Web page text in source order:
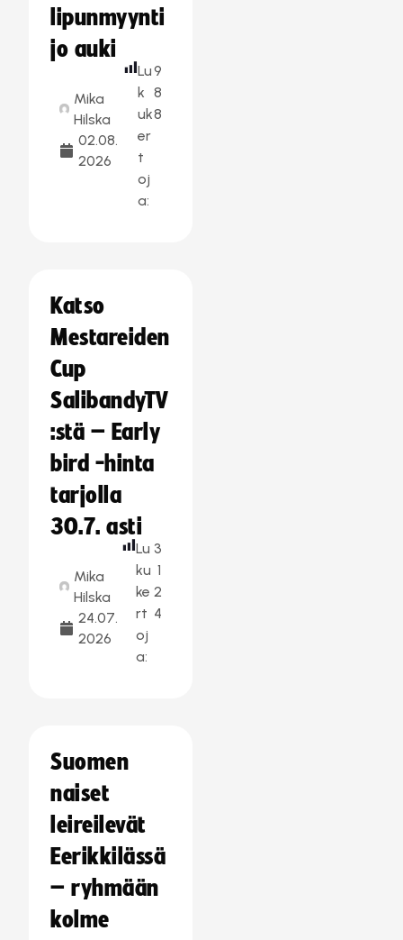
lipunmyynti
jo auki
Mika
Hilska
02.08.
2026
Lu
k
uk
er
t
oj
a:
9
8
8
Katso
Mestareiden
Cup
SalibandyTV
:stä – Early
bird -hinta
tarjolla
30.7. asti
Mika
Hilska
24.07.
2026
Lu
ku
ke
rt
oj
a:
3
1
2
4
Suomen
naiset
leireilevät
Eerikkilässä
– ryhmään
kolme